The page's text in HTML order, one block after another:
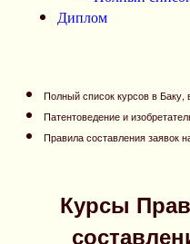
Диплом
Полный список курсов в Баку,
Патентоведение и
Правила составления заявок
Курсы